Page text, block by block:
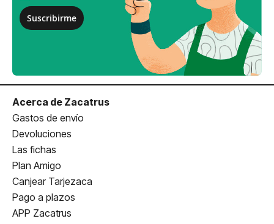
Suscribirme
Acerca de Zacatrus
Gastos de envío
Devoluciones
Las fichas
Plan Amigo
Canjear Tarjezaca
Pago a plazos
APP Zacatrus